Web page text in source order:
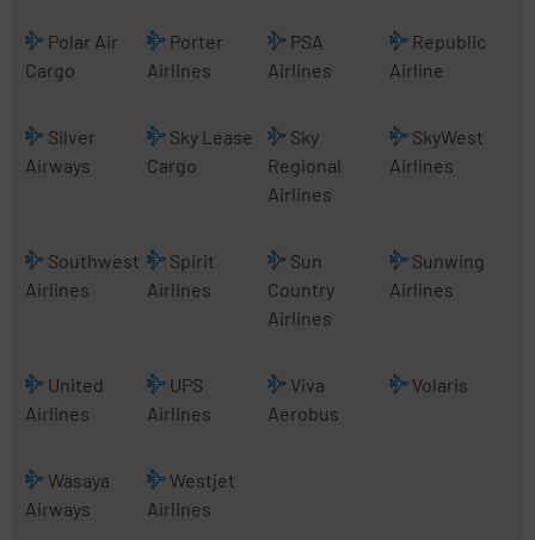
Polar Air
Cargo
Porter
Airlines
PSA
Airlines
Republic
Airline
Silver
Airways
Sky Lease
Cargo
Sky
Regional
Airlines
SkyWest
Airlines
Southwest
Airlines
Spirit
Airlines
Sun
Country
Airlines
Sunwing
Airlines
United
Airlines
UPS
Airlines
Viva
Aerobus
Volaris
Wasaya
Airways
Westjet
Airlines